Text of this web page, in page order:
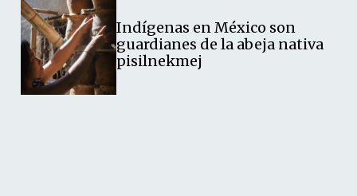
Indígenas en México son
guardianes de la abeja nativa
pisilnekmej